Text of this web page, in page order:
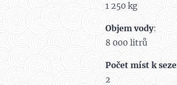
1 250 kg
Objem vody:
8 000 litrů
Počet míst k
2